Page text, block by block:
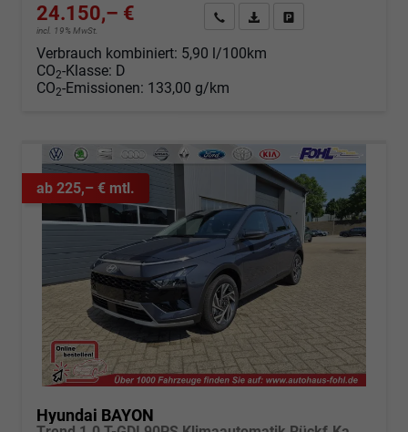
24.150,– €
incl. 19% MwSt.
Angebot anfordern
Fahrzeugexpose (PDF)
Verbrauch kombiniert: 5,90 l/100km
CO2-Klasse: D
CO2-Emissionen: 133,00 g/km
ab 225,– € mtl.
Hyundai BAYON